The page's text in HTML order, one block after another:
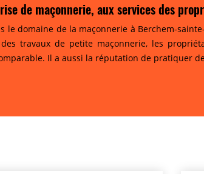
de maçonnerie, aux services des
le domaine de la maçonnerie à Berchem-
travaux de petite maçonnerie, les
Il a aussi la réputation de pratiquer